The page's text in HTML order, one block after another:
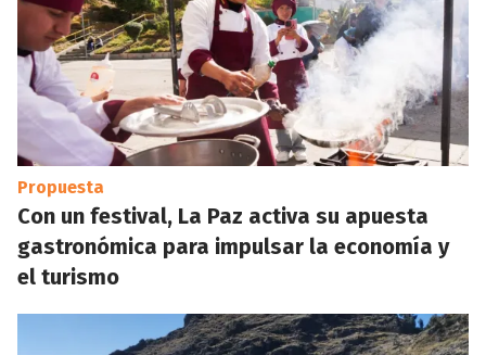
Propuesta
Con un festival, La Paz activa su apuesta
gastronómica para impulsar la economía y
el turismo